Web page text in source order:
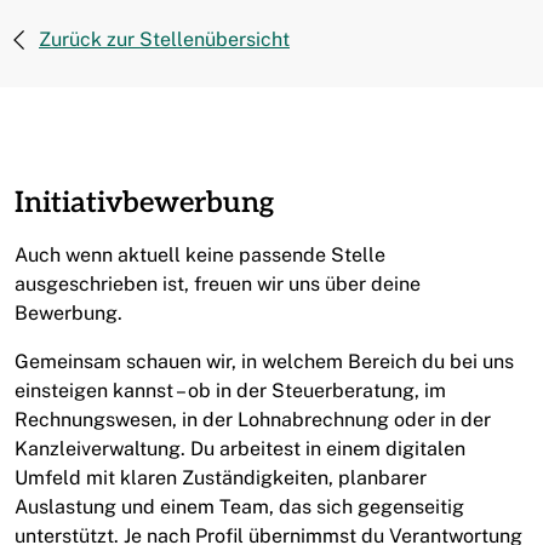
Zurück zur Stellenübersicht
Initiativbewerbung
Auch wenn aktuell keine passende Stelle
ausgeschrieben ist, freuen wir uns über deine
Bewerbung.
Gemeinsam schauen wir, in welchem Bereich du bei uns
einsteigen kannst – ob in der Steuerberatung, im
Rechnungswesen, in der Lohnabrechnung oder in der
Kanzleiverwaltung. Du arbeitest in einem digitalen
Umfeld mit klaren Zuständigkeiten, planbarer
Auslastung und einem Team, das sich gegenseitig
unterstützt. Je nach Profil übernimmst du Verantwortung